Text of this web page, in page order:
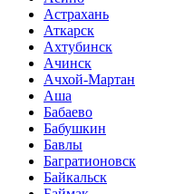
Астрахань
Аткарск
Ахтубинск
Ачинск
Ачхой-Мартан
Аша
Бабаево
Бабушкин
Бавлы
Багратионовск
Байкальск